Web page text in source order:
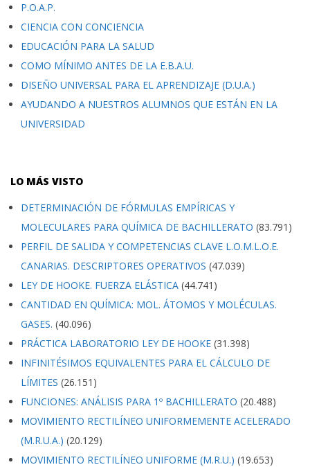
P.O.A.P.
CIENCIA CON CONCIENCIA
EDUCACIÓN PARA LA SALUD
COMO MÍNIMO ANTES DE LA E.B.A.U.
DISEÑO UNIVERSAL PARA EL APRENDIZAJE (D.U.A.)
AYUDANDO A NUESTROS ALUMNOS QUE ESTÁN EN LA
UNIVERSIDAD
LO MÁS VISTO
DETERMINACIÓN DE FÓRMULAS EMPÍRICAS Y
MOLECULARES PARA QUÍMICA DE BACHILLERATO (83.791)
PERFIL DE SALIDA Y COMPETENCIAS CLAVE L.O.M.L.O.E.
CANARIAS. DESCRIPTORES OPERATIVOS (47.039)
LEY DE HOOKE. FUERZA ELÁSTICA (44.741)
CANTIDAD EN QUÍMICA: MOL. ÁTOMOS Y MOLÉCULAS.
GASES. (40.096)
PRÁCTICA LABORATORIO LEY DE HOOKE (31.398)
INFINITÉSIMOS EQUIVALENTES PARA EL CÁLCULO DE
LÍMITES (26.151)
FUNCIONES: ANÁLISIS PARA 1º BACHILLERATO (20.488)
MOVIMIENTO RECTILÍNEO UNIFORMEMENTE ACELERADO
(M.R.U.A.) (20.129)
MOVIMIENTO RECTILÍNEO UNIFORME (M.R.U.) (19.653)